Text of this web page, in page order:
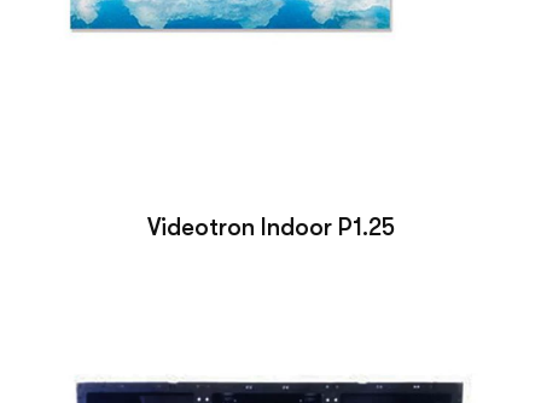
Videotron Indoor P1.25